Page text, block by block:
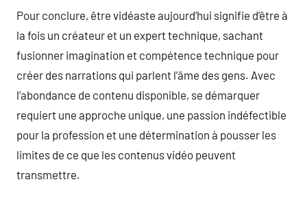
Pour conclure, être vidéaste aujourd’hui signifie d’être à
la fois un créateur et un expert technique, sachant
fusionner imagination et compétence technique pour
créer des narrations qui parlent l’âme des gens. Avec
l’abondance de contenu disponible, se démarquer
requiert une approche unique, une passion indéfectible
pour la profession et une détermination à pousser les
limites de ce que les contenus vidéo peuvent
transmettre.